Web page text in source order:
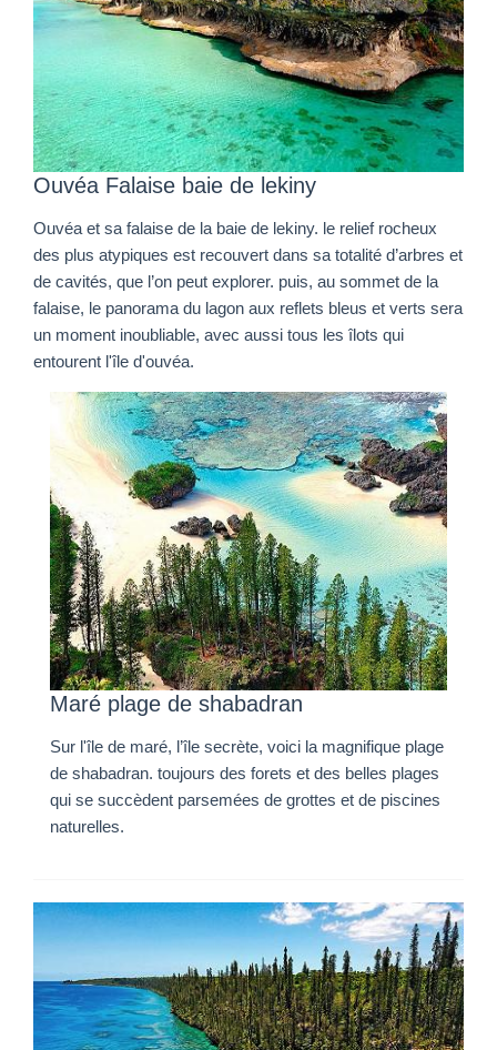
Ouvéa Falaise baie de lekiny
Ouvéa et sa falaise de la baie de lekiny. le relief rocheux
des plus atypiques est recouvert dans sa totalité d’arbres et
de cavités, que l’on peut explorer. puis, au sommet de la
falaise, le panorama du lagon aux reflets bleus et verts sera
un moment inoubliable, avec aussi tous les îlots qui
entourent l'île d'ouvéa.
Maré plage de shabadran
Sur l'île de maré, l’île secrète, voici la magnifique plage
de shabadran. toujours des forets et des belles plages
qui se succèdent parsemées de grottes et de piscines
naturelles.